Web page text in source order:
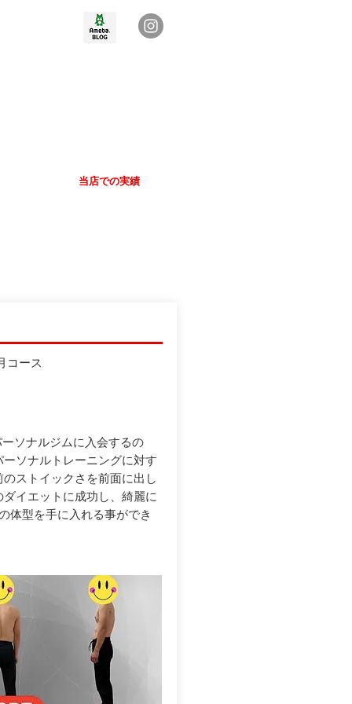
当店での実績
コース
ソナルジムに入会するの
ソナルトレーニングに対す
ストイックさを前面に出し
イエットに成功し、綺麗に
体型を手に入れる事ができ